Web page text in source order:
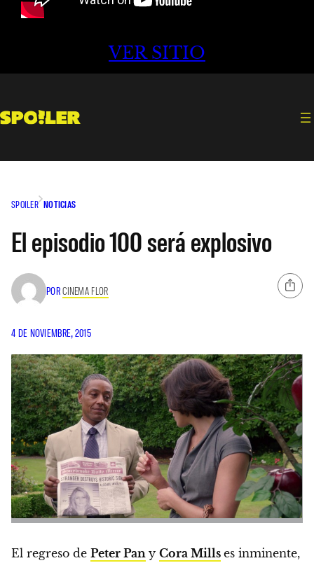
VER SITIO
SPOILER NOTICIAS
El episodio 100 será explosivo
PORCINEMA FLOR
4 DE NOVIEMBRE, 2015
El regreso de Peter Pan y Cora Mills es inminente,